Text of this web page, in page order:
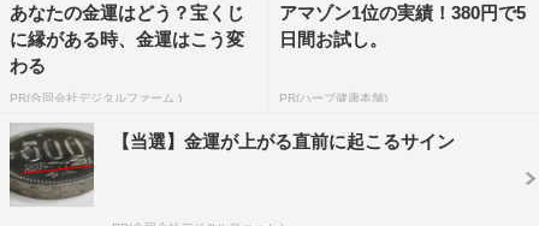
あなたの金運はどう？宝くじ
に縁がある時、金運はこう変
わる
PR(合同会社デジタルファーム )
アマゾン1位の実績！380円で5
日間お試し。
PR(ハーブ健康本舗)
【当選】金運が上がる直前に起こるサイン